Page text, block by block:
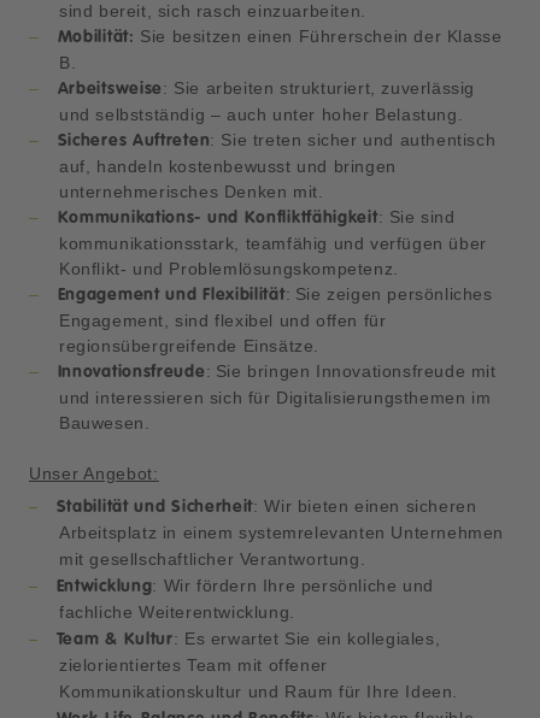
sind bereit, sich rasch einzuarbeiten.
Mobilität: Sie besitzen einen Führerschein der Klasse
B.
Arbeitsweise : Sie arbeiten strukturiert, zuverlässig
und selbstständig – auch unter hoher Belastung.
Sicheres Auftreten: Sie treten sicher und authentisch
auf, handeln kostenbewusst und bringen
unternehmerisches Denken mit.
Kommunikations- und Konfliktfähigkeit: Sie sind
kommunikationsstark, teamfähig und verfügen über
Konflikt- und Problemlösungskompetenz.
Engagement und Flexibilität: Sie zeigen persönliches
Engagement, sind flexibel und offen für
regionsübergreifende Einsätze.
Innovationsfreude : Sie bringen Innovationsfreude mit
und interessieren sich für Digitalisierungsthemen im
Bauwesen.
Unser Angebot:
Stabilität und Sicherheit: Wir bieten einen sicheren
Arbeitsplatz in einem systemrelevanten Unternehmen
mit gesellschaftlicher Verantwortung.
Entwicklung: Wir fördern Ihre persönliche und
fachliche Weiterentwicklung.
Team & Kultur: Es erwartet Sie ein kollegiales,
zielorientiertes Team mit offener
Kommunikationskultur und Raum für Ihre Ideen.